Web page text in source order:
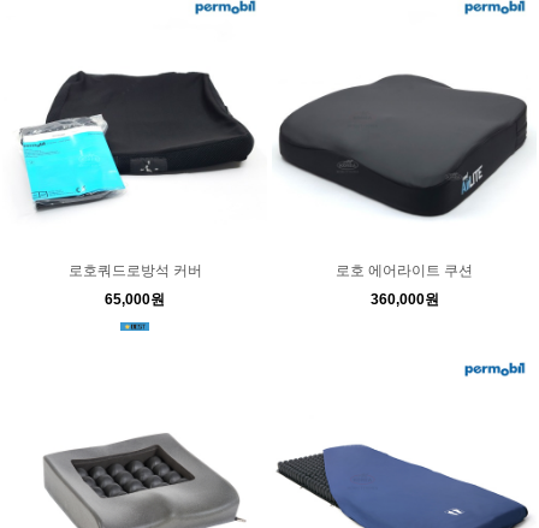
로호쿼드로방석 커버
65,000원
로호 에어라이트 쿠션
360,000원